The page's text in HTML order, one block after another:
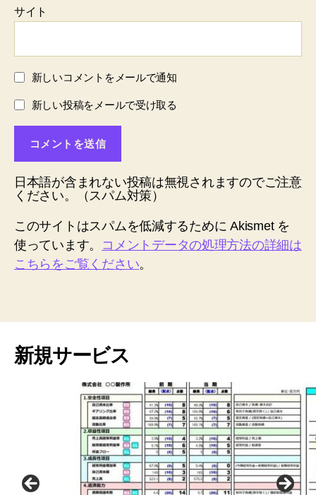
サイト
新しいコメントをメールで通知
新しい投稿をメールで受け取る
日本語が含まれない投稿は無視されますのでご注意
ください。（スパム対策）
このサイトはスパムを低減するために Akismet を
使っています。 コメントデータの処理方法の詳細は
こちらをご覧ください。
新規サービス